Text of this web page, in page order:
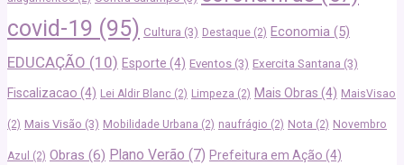
covid-19 (95) Cultura (3) Destaque (2) Economia (5)
EDUCAÇÃO (10) Esporte (4) Eventos (3) Exercita Santana (3)
Fiscalizacao (4) Lei Aldir Blanc (2) Limpeza (2) Mais Obras (4) MaisVisao
(2) Mais Visão (3) Mobilidade Urbana (2) naufrágio (2) Nota (2) Novembro
Azul (2) Obras (6) Plano Verão (7) Prefeitura em Ação (4)